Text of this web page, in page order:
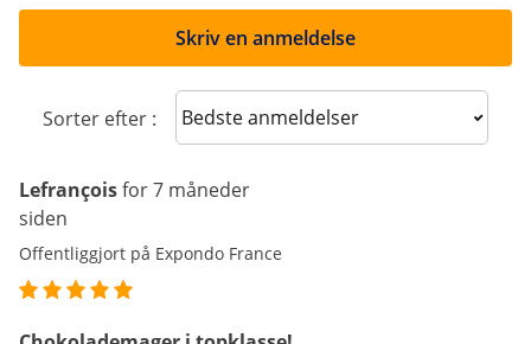
Skriv en anmeldelse
Sorter efter : Sort reviews
Lefrançoisfor 7 måneder
siden
Offentliggjort på Expondo France